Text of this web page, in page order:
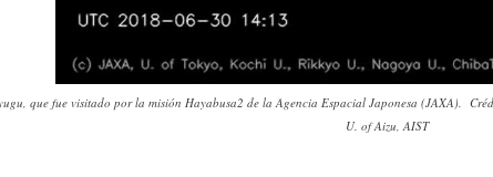
que fue visitado por la misión Hayabusa2 de la Agencia Espacial Japonesa (JAXA).
U. of Aizu, AIST